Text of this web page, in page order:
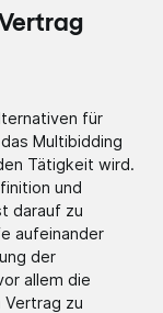
für
Multibidding
Tätigkeit wird.
und
darauf zu
aufeinander
der
allem die
Vertrag zu